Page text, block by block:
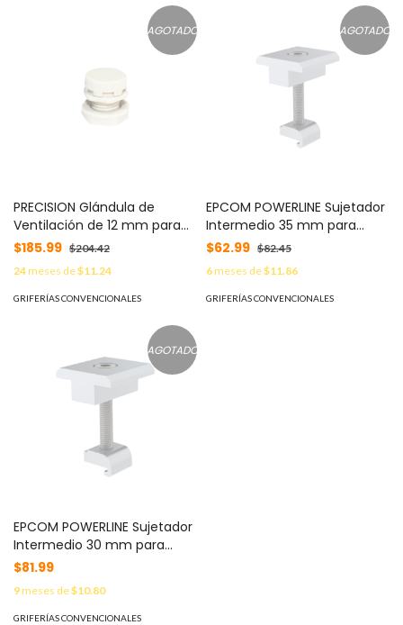
AGOTADO
PRECISION Glándula de
Ventilación de 12 mm para
Liberación de Presión. Para
Gabinetes tipo NEMA o IP.
PST-AV-GM12
$185.99 $204.42
24meses de$11.24
GRIFERÍAS CONVENCIONALES
AGOTADO
EPCOM POWERLINE Sujetador
Intermedio 35 mm para
montaje de paneles solares
en riel7 MOD: EPL-MCG2-35R
$62.99 $82.45
6meses de$11.86
GRIFERÍAS CONVENCIONALES
AGOTADO
EPCOM POWERLINE Sujetador
Intermedio 30 mm para
montaje de paneles solares
en riel7 EPL-MCG2-30R
$81.99
9meses de$10.80
GRIFERÍAS CONVENCIONALES